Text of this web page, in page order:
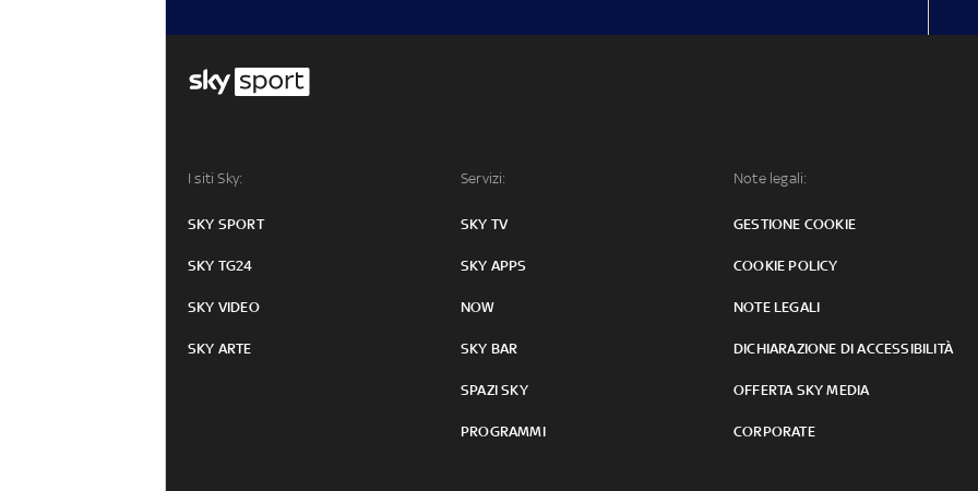
I siti Sky:
SKY SPORT
SKY TG24
SKY VIDEO
SKY ARTE
Servizi:
SKY TV
SKY APPS
NOW
SKY BAR
SPAZI SKY
PROGRAMMI
Note legali:
GESTIONE COOKIE
COOKIE POLICY
NOTE LEGALI
DICHIARAZIONE DI ACCESSIBILITÀ
OFFERTA SKY MEDIA
CORPORATE